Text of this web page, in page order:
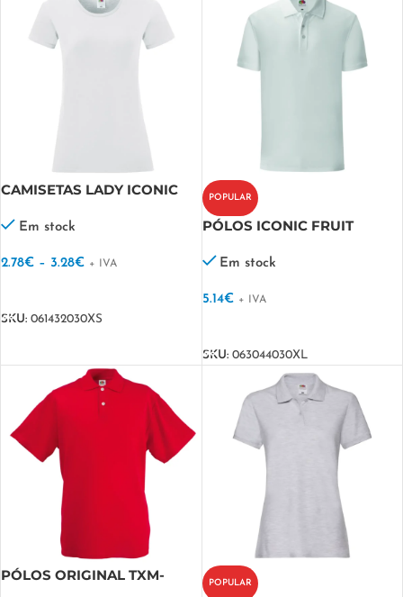
CAMISETAS LADY ICONIC
Em stock
2.78€ – 3.28€ + IVA
SKU: 061432030XS
POPULAR
PÓLOS ICONIC FRUIT
Em stock
5.14€ + IVA
SKU: 063044030XL
PÓLOS ORIGINAL TXM-
POPULAR